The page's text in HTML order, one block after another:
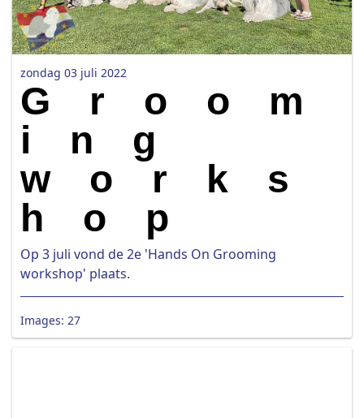
zondag 03 juli 2022
Groom
ing
works
hop
Op 3 juli vond de 2e 'Hands On Grooming
workshop' plaats.
Images: 27